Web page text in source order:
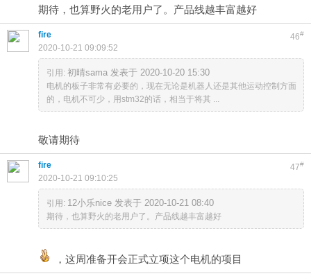
期待，也算野火的老用户了。产品线越丰富越好
46#
fire
2020-10-21 09:09:52
引用: 初晴sama 发表于 2020-10-20 15:30
电机的板子非常有必要的，现在无论是机器人还是其他运动控制方面
的，电机不可少，用stm32的话，相当于将其 ...
敬请期待
47#
fire
2020-10-21 09:10:25
引用: 12小乐nice 发表于 2020-10-21 08:40
期待，也算野火的老用户了。产品线越丰富越好
，这周准备开会正式立项这个电机的项目